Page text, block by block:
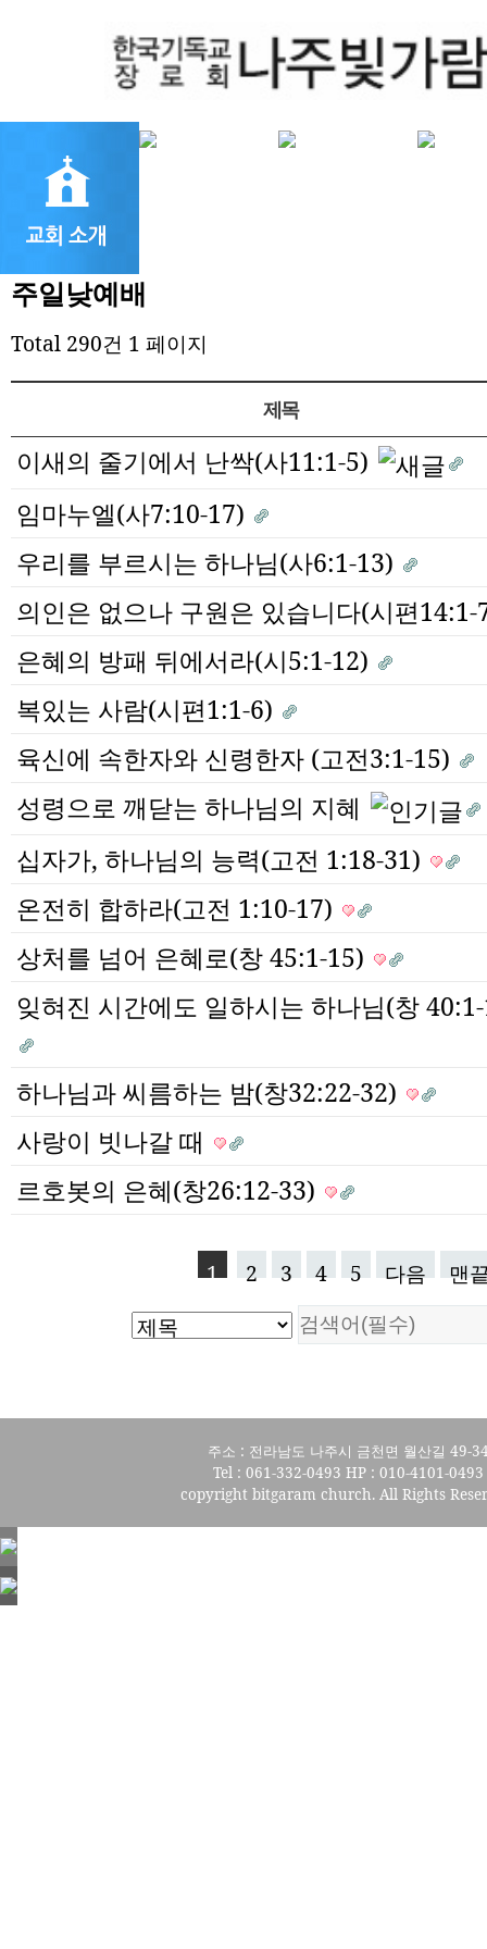
주일낮예배
Total 290건 1 페이지
제목
이새의 줄기에서 난싹(사11:1-5)
임마누엘(사7:10-17)
우리를 부르시는 하나님(사6:1-13)
의인은 없으나 구원은 있습니다(시편
은혜의 방패 뒤에서라(시5:1-12)
복있는 사람(시편1:1-6)
육신에 속한자와 신령한자 (고전3:1-15)
성령으로 깨닫는 하나님의 지혜
십자가, 하나님의 능력(고전 1:18-31)
온전히 합하라(고전 1:10-17)
상처를 넘어 은혜로(창 45:1-15)
잊혀진 시간에도 일하시는 하나님(창
하나님과 씨름하는 밤(창32:22-32)
사랑이 빗나갈 때
르호봇의 은혜(창26:12-33)
1 2 3 4 5 다음 맨
주소 : 전라남도 나주시 금천면 월산길 49-
Tel : 061-332-0493 HP : 010-4101-0493
copyright bitgaram church. All Rights